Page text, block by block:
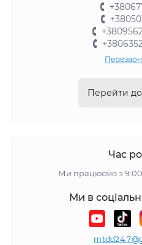
Перейти до
Час
Ми працюємо з
Ми в